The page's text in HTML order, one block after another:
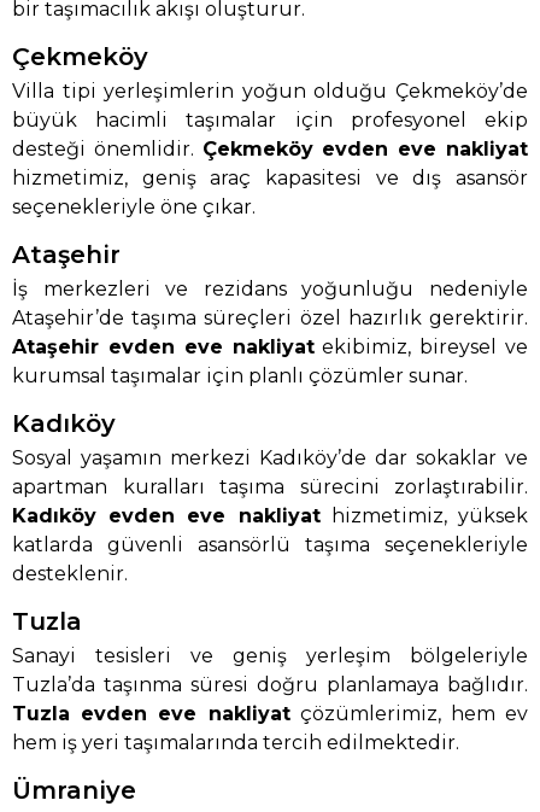
bir taşımacılık akışı oluşturur.
Çekmeköy
Villa tipi yerleşimlerin yoğun olduğu Çekmeköy’de
büyük hacimli taşımalar için profesyonel ekip
desteği önemlidir. Çekmeköy evden eve nakliyat
hizmetimiz, geniş araç kapasitesi ve dış asansör
seçenekleriyle öne çıkar.
Ataşehir
İş merkezleri ve rezidans yoğunluğu nedeniyle
Ataşehir’de taşıma süreçleri özel hazırlık gerektirir.
Ataşehir evden eve nakliyatekibimiz, bireysel ve
kurumsal taşımalar için planlı çözümler sunar.
Kadıköy
Sosyal yaşamın merkezi Kadıköy’de dar sokaklar ve
apartman kuralları taşıma sürecini zorlaştırabilir.
Kadıköy evden eve nakliyathizmetimiz, yüksek
katlarda güvenli asansörlü taşıma seçenekleriyle
desteklenir.
Tuzla
Sanayi tesisleri ve geniş yerleşim bölgeleriyle
Tuzla’da taşınma süresi doğru planlamaya bağlıdır.
Tuzla evden eve nakliyatçözümlerimiz, hem ev
hem iş yeri taşımalarında tercih edilmektedir.
Ümraniye